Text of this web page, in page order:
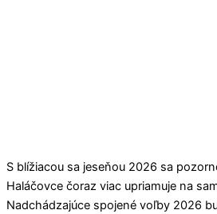
S blížiacou sa jeseňou 2026 sa
Haláčovce čoraz viac upriamuje na
Nadchádzajúce spojené voľby 2026